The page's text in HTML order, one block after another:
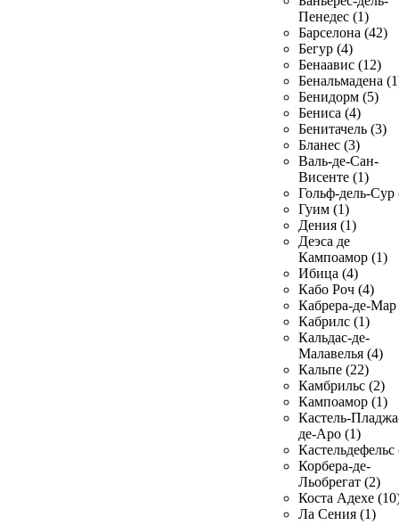
Пенедес (1)
Барселона (42)
Бегур (4)
Бенаавис (12)
Бенальмадена
Бенидорм (5)
Бениса (4)
Бенитачель (3)
Бланес (3)
Валь-де-Сан-
Висенте (1)
Гольф-дель-Сур
Гуим (1)
Дения (1)
Деэса де
Кампоамор (1)
Ибица (4)
Кабо Роч (4)
Кабрера-де-Мар
Кабрилс (1)
Кальдас-де-
Малавелья (4)
Кальпе (22)
Камбрильс (2)
Кампоамор (1)
Кастель-
де-Аро (1)
Кастельдефельс
Корбера-де-
Льобрегат (2)
Коста Адехе
Ла Сения (1)